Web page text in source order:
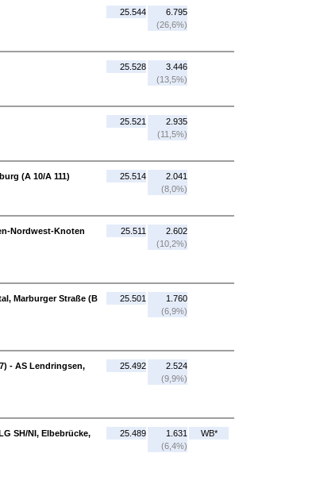
25.544
6.795
(26,6%)
25.528
3.446
(13,5%)
25.521
2.935
(11,5%)
(A 10/A 111)
25.514
2.041
(8,0%)
Nordwest-Knoten
25.511
2.602
(10,2%)
Marburger Straße (B
25.501
1.760
(6,9%)
- AS Lendringsen,
25.492
2.524
(9,9%)
SH/NI, Elbebrücke,
25.489
1.631
(6,4%)
WB*